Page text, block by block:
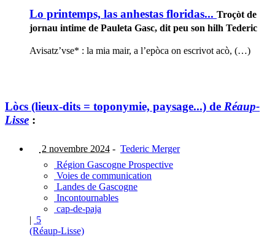
Lo printemps, las anhestas floridas... Troçòt de
jornau intime de Pauleta Gasc, dit peu son hilh Tederic
Avisatz’vse* : la mia mair, a l’epòca on escrivot acò, (…)
Lòcs (lieux-dits = toponymie, paysage...) de Réaup-
Lisse :
2 novembre 2024 - Tederic Merger
Région Gascogne Prospective
Voies de communication
Landes de Gascogne
Incontournables
cap-de-paja
| 5
(Réaup-Lisse)